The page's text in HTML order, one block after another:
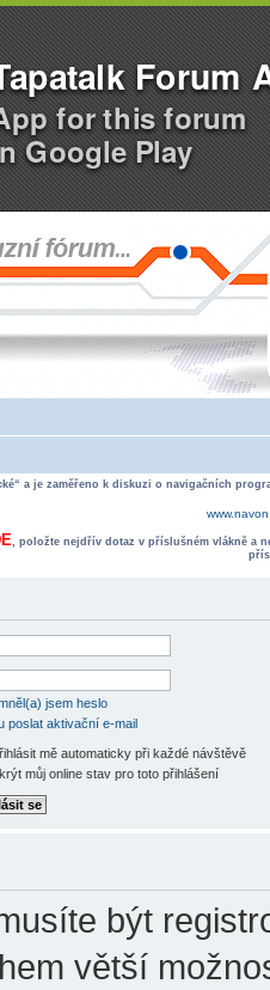
Forum
for this forum
Google Play
a je zaměřeno k diskuzi o navigačních
, položte nejdřív dotaz v příslušném vlákně a
jsem heslo
poslat aktivační e-mail
mě automaticky při každé návštěvě
můj online stav pro toto přihlášení
být
větší